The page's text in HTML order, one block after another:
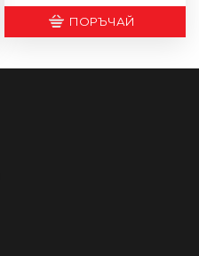
ПОРЪЧАЙ